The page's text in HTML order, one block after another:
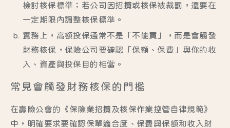
檢討核保標準；若公司因招攬或核保被裁罰，還要在
一定期限內調整核保標準。
實務上，高額投保通常不是「不能買」，而是會觸發
財務核保 ，保險公司要確認「保額、保費」與你的收
入、資產與投保目的相當。
常見會觸發財務核保的門檻
在壽險公會的《保險業招攬及核保作業控管自律規範》
中，明確要求要確認保單適合度、保費與保額和收入財